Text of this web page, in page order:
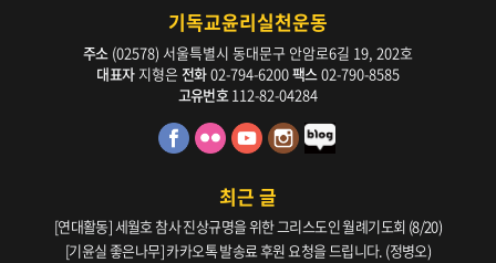
기독교윤리실천운동
주소 (02578) 서울특별시 동대문구 안암로6길 19, 202호
대표자지형은 전화02-794-6200팩스 02-790-8585
고유번호 112-82-04284
최근 글
[연대활동] 세월호 참사 진상규명을 위한 그리스도인 월례기도회 (8/20)
[기윤실 좋은나무] 카카오톡 발송료 후원 요청을 드립니다. (정병오)